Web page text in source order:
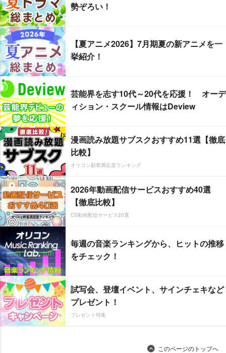
勢ぞろい！
【夏アニメ2026】7月期夏の新アニメを一
挙紹介！
芸能界を志す10代～20代を応援！ オーデ
ィション・スクール情報はDeview
漫画読み放題サブスクおすすめ11選【徹底
比較】
オリコン顧客満足度ランキング
2026年動画配信サービスおすすめ40選
【徹底比較】
CS動画配信サービス20選
毎週の音楽ランキングから、ヒットの推移
をチェック！
試写会、登壇イベント、サインチェキなど
プレゼント！
プレゼント特集
このページのトップへ